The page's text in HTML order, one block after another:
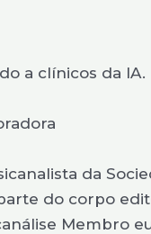
a clínicos da IA.
da
do corpo
Membro